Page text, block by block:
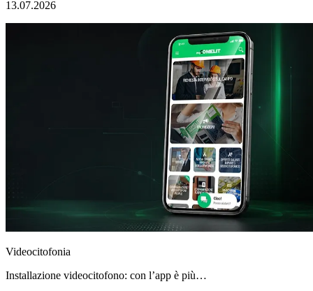
13.07.2026
Videocitofonia
Installazione videocitofono: con l’app è più…